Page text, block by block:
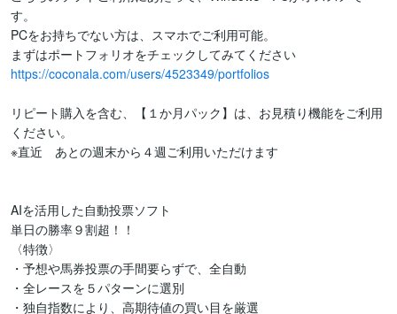
す。
PCをお持ちでない方は、スマホでご利用可能。
https://coconala.com/users/4523349/portfolios
リピート購入を含む、【１か月パック】は、お見積り機能をご利用
ください。
※直近　あとの週末から４週ご利用いただけます
AIを活用した自動投票ソフト
単日の勝率９割超！！
〈特徴〉
・予想や馬券投票の手間要らずで、全自動
・全レースを５パターンに選別
・独自指数により、高期待値の買い目を厳選